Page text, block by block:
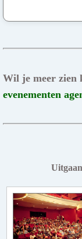
Wil je meer zien
evenementen
Uitgaan